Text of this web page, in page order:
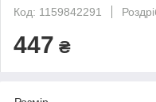
Код: 1159842291
447 ₴